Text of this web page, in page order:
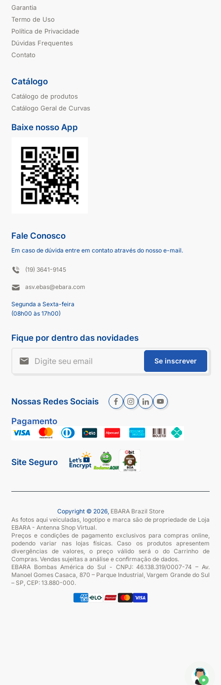
Garantia
Termo de Uso
Política de Privacidade
Dúvidas Frequentes
Contato
Catálogo
Catálogo de produtos
Catálogo Geral de Curvas
Baixe nosso App
Fale Conosco
Em caso de dúvida entre em contato através do nosso e-mail.
(19) 3641-9145
asv.ebas@ebara.com
Segunda a Sexta-feira
(08h00 às 17h00)
Fique por dentro das novidades
Se inscrever
Nossas Redes Sociais
Pagamento
Site Seguro
Copyright © 2026, EBARA Brazil Store
As fotos aqui veiculadas, logotipo e marca são de propriedade de Loja
EBARA - Antenna Shop Virtual.
Preços e condições de pagamento exclusivos para compras online,
podendo variar nas lojas físicas. Caso os produtos apresentem
divergências de valores, o preço válido será o do Carrinho de
Compras. Vendas sujeitas a análise e confirmação de dados.
EBARA Bombas América do Sul - CNPJ: 46.138.319/0007-74 – Av.
Manoel Gomes Casaca, 870 – Parque Industrial, Vargem Grande do Sul
– SP, CEP: 13.880-000.